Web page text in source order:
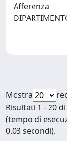
Afferenza
Mostra
Risultati 1 - 20
(tempo di
0.03 secondi).